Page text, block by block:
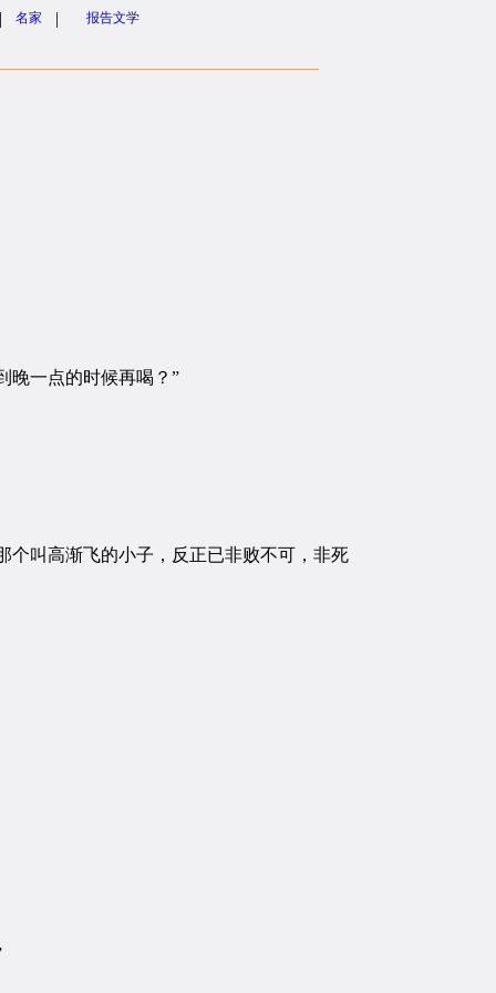
| 名家 | 报告文学
一点的时候再喝？”
叫高渐飞的小子，反正已非败不可，非死